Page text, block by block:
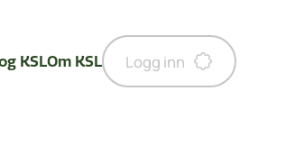
KSLOm KSL Logg inn